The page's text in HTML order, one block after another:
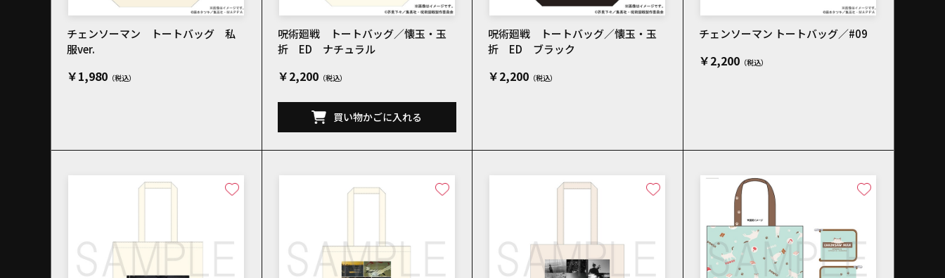
チェンソーマン トートバッグ 私
服ver.
￥1,980
呪術廻戦 トートバッグ／懐玉・玉
折 ED ナチュラル
￥2,200
買い物かごに入れる
呪術廻戦 トートバッグ／懐玉・玉
折 ED ブラック
￥2,200
チェンソーマン トートバッグ／#09
￥2,200